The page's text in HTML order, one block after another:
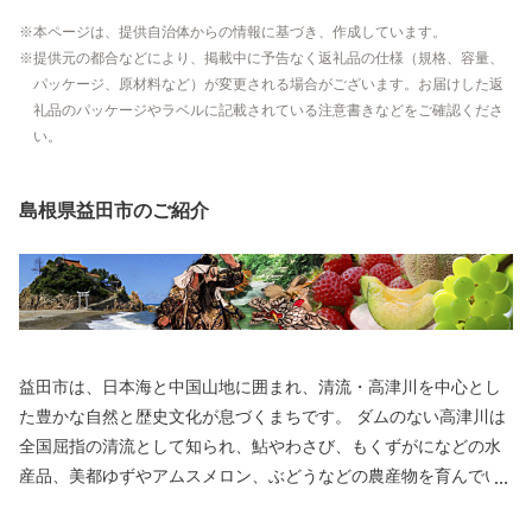
本ページは、提供自治体からの情報に基づき、作成しています。
提供元の都合などにより、掲載中に予告なく返礼品の仕様（規格、容量、
パッケージ、原材料など）が変更される場合がございます。お届けした返
礼品のパッケージやラベルに記載されている注意書きなどをご確認くださ
い。
島根県益田市のご紹介
益田市は、日本海と中国山地に囲まれ、清流・高津川を中心とし
た豊かな自然と歴史文化が息づくまちです。 ダムのない高津川は
全国屈指の清流として知られ、鮎やわさび、もくずがになどの水
産品、美都ゆずやアムスメロン、ぶどうなどの農産物を育んでい